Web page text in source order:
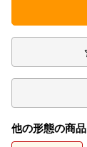
他の形態の商品